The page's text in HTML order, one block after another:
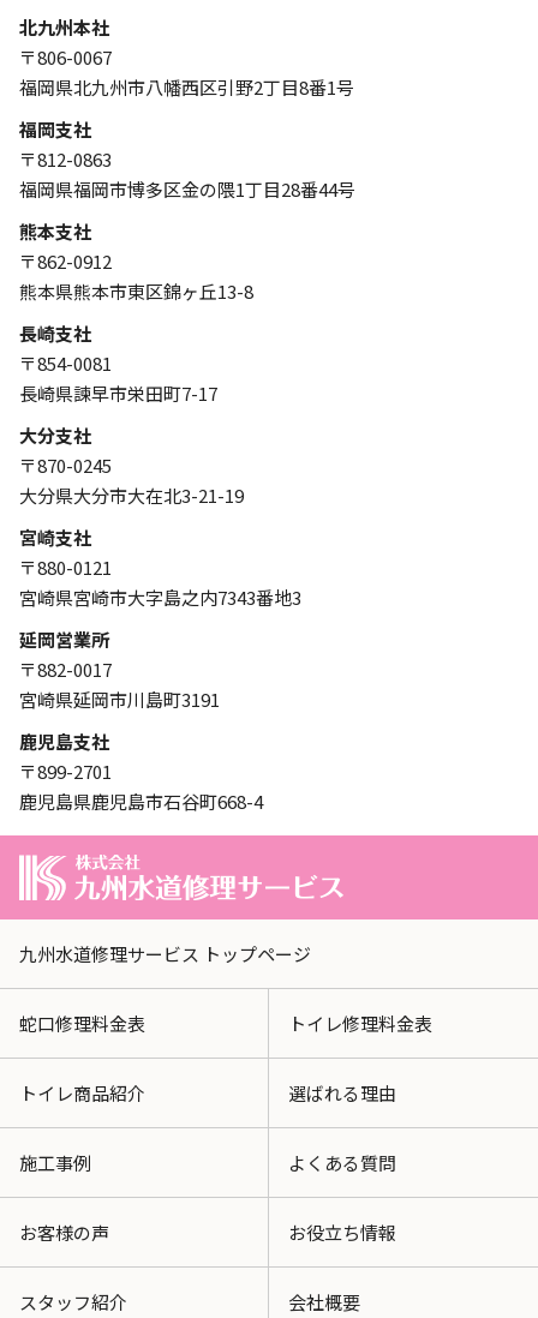
北九州本社
〒806-0067
福岡県北九州市八幡西区引野2丁目8番1号
福岡支社
〒812-0863
福岡県福岡市博多区金の隈1丁目28番44号
熊本支社
〒862-0912
熊本県熊本市東区錦ヶ丘13-8
長崎支社
〒854-0081
長崎県諫早市栄田町7-17
大分支社
〒870-0245
大分県大分市大在北3-21-19
宮崎支社
〒880-0121
宮崎県宮崎市大字島之内7343番地3
延岡営業所
〒882-0017
宮崎県延岡市川島町3191
鹿児島支社
〒899-2701
鹿児島県鹿児島市石谷町668-4
九州水道修理サービス トップページ
蛇口修理料金表 トイレ修理料金表
トイレ商品紹介 選ばれる理由
施工事例 よくある質問
お客様の声 お役立ち情報
スタッフ紹介 会社概要